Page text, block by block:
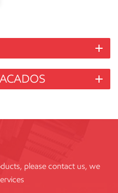
please contact us, we